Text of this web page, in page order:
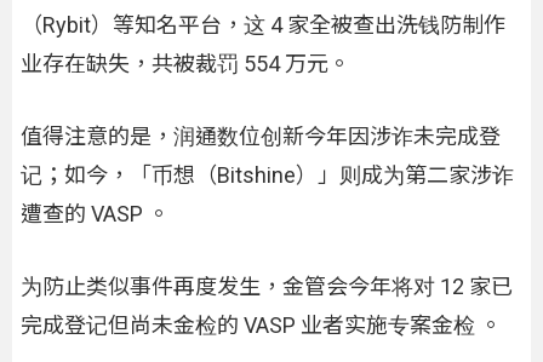
（Rybit）等知名平台，这 4 家全被查出洗钱防制作
业存在缺失，共被裁罚 554 万元。
值得注意的是，润通数位创新今年因涉诈未完成登
记；如今，「币想（Bitshine）」则成为第二家涉诈
遭查的 VASP 。
为防止类似事件再度发生，金管会今年将对 12 家已
完成登记但尚未金检的 VASP 业者实施专案金检 。